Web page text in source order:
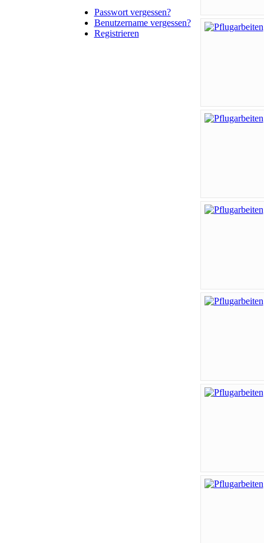
Passwort vergessen?
Benutzername vergessen?
Registrieren